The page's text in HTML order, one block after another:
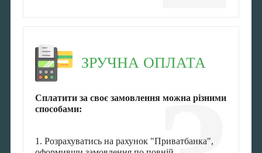
ЗРУЧНА ОПЛАТА
Сплатити за своє замовлення можна різними
способами:
1. Розрахуватись на рахунок "Приватбанка",